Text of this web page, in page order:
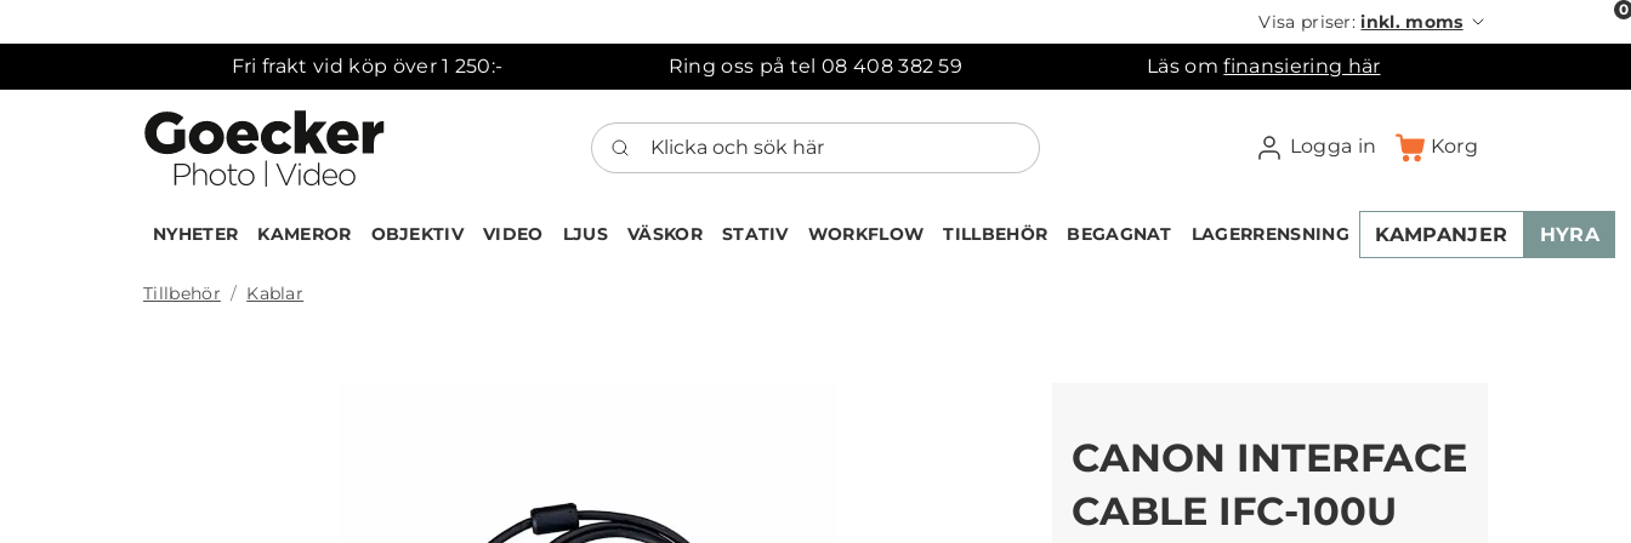
Visa priser:inkl. moms
Fri frakt vid köp över 1 250:- Ring oss på tel 08 408 382 59 Läs omfinansiering här
Klicka och sök här
Logga in Korg
0
NYHETER KAMEROR OBJEKTIV VIDEO LJUS VÄSKOR STATIV WORKFLOW TILLBEHÖR BEGAGNAT LAGERRENSNING KAMPANJER HYRA
Tillbehör Kablar
CANON INTERFACE
CABLE IFC-100U